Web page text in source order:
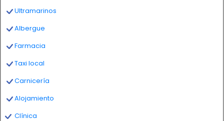
Ultramarinos
Albergue
Farmacia
Taxi local
Carnicería
Alojamiento
Clínica